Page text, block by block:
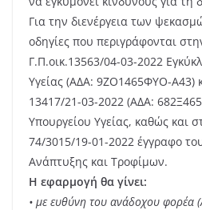
Για την διενέργεια των
οδηγίες που περιγράφονται
Γ.Π.οικ.13563/04-03-2022
Υγείας (ΑΔΑ: 9ΖΟ1465ΦΥΟ-Α43)
13417/21-03-2022 (ΑΔΑ:
Υπουργείου Υγείας, καθώς και
74/3015/19-01-2022 έγγραφο
Ανάπτυξης και Τροφίμων.
Η εφαρμογή θα γίνει:
• με ευθύνη του ανάδοχου φορέα